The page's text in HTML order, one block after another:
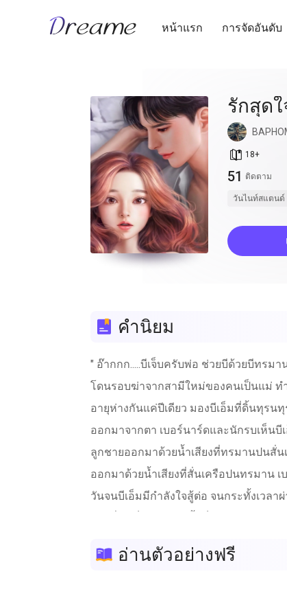
หน้าแรก การจัดอันดับ
รักสุด
book_age 18+
51 ติดตาม
วันไนท์สแตนด์
คำนิยม
" อ๊ากกก.....บีเจ็บครับพ่อ ช่วยบีด้วยบีทรม
โดนรอบฆ่าจากสามีใหม่ของคนเป็นแม่
อายุห่างกันแค่ปีเดียว มองบีเอ็มที่ดิ้นทุรน
ออกมาจากตา เบอร์นาร์ดและนักรบเห็นบี
ลูกชายออกมาด้วยน้ำเสียงที่ทรมานปนสั่
ออกมาด้วยน้ำเสียงที่สั่นเครือปนทรมาน
วันจนบีเอ็มมีกำลังใจสู้ต่อ จนกระทั้งเวล
ธุรกิจ " หึหึหึ พี่กับมาแล้วยัยแสบ" บีเอ็มที่
จากสนามบินมาขึ้นรถแท๊กซี่ออกมาที่โรง
อ่านตัวอย่างฟรี